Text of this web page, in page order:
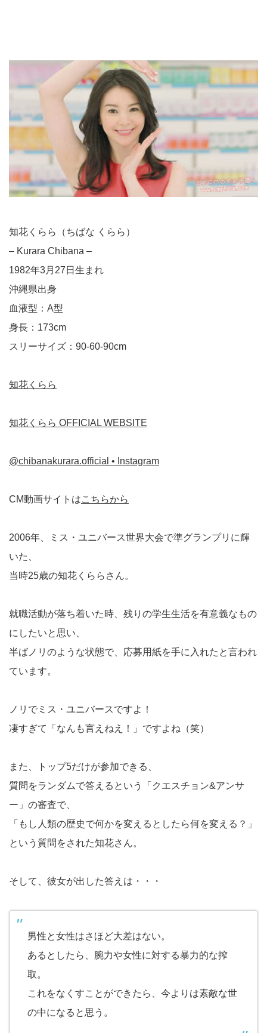
知花くらら（ちばな くらら）
– Kurara Chibana –
1982年3月27日生まれ
沖縄県出身
血液型：A型
身長：173cm
スリーサイズ：90-60-90cm
知花くらら
知花くらら OFFICIAL WEBSITE
@chibanakurara.official • Instagram
CM動画サイトはこちらから
2006年、ミス・ユニバース世界大会で準グランプリに輝
いた、
当時25歳の知花くららさん。
就職活動が落ち着いた時、残りの学生生活を有意義なもの
にしたいと思い、
半ばノリのような状態で、応募用紙を手に入れたと言われ
ています。
ノリでミス・ユニバースですよ！
凄すぎて「なんも言えねえ！」ですよね（笑）
また、トップ5だけが参加できる、
質問をランダムで答えるという「クエスチョン&アンサ
ー」の審査で、
「もし人類の歴史で何かを変えるとしたら何を変える？」
という質問をされた知花さん。
そして、彼女が出した答えは・・・
男性と女性はさほど大差はない。
あるとしたら、腕力や女性に対する暴力的な搾
取。
これをなくすことができたら、今よりは素敵な世
の中になると思う。